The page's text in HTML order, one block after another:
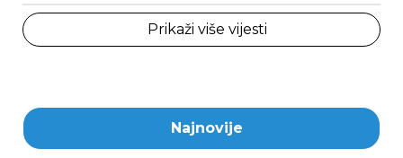
Prikaži više vijesti
Najnovije